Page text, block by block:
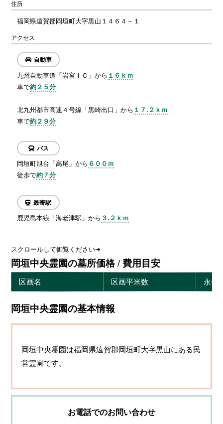
住所
福岡県遠賀郡岡垣町大字黒山１４６４－１
アクセス
自動車
九州自動車道「岩宮ＩＣ」から １６ｋｍ
車で約２５分
北九州都市高速４号線「黒崎出口」から １７.２ｋｍ
車で約２９分
バス
岡垣町旭台「高尾」から ６００ｍ
徒歩で約７分
最寄駅
鹿児島本線「海老津駅」から ３.２ｋｍ
スクロールして御覧ください➔
岡垣中央霊園の墓所価格 / 費用目安
区画名 区画平米数 永代
岡垣中央霊園の基本情報
岡垣中央霊園は福岡県遠賀郡岡垣町大字黒山にある民
営霊園です。
お電話でのお問い合わせ